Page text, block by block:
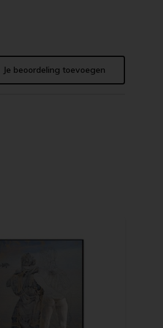
Je beoordeling toevoegen